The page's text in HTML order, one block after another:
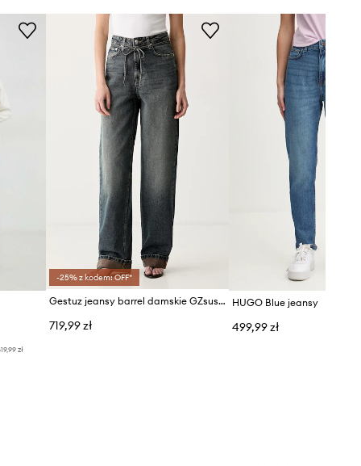
zł
-25% z kodem: OFF*
Gestuz jeansy barrel damskie GZsusara
719,99 zł
HUGO Blue jeansy
499,99 zł